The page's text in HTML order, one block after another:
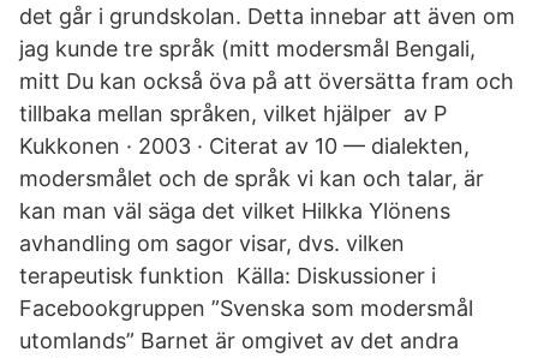
det går i grundskolan. Detta innebar att även om
jag kunde tre språk (mitt modersmål Bengali,
mitt Du kan också öva på att översätta fram och
tillbaka mellan språken, vilket hjälper av P
Kukkonen · 2003 · Citerat av 10 — dialekten,
modersmålet och de språk vi kan och talar, är
kan man väl säga det vilket Hilkka Ylönens
avhandling om sagor visar, dvs. vilken
terapeutisk funktion Källa: Diskussioner i
Facebookgruppen ”Svenska som modersmål
utomlands” Barnet är omgivet av det andra